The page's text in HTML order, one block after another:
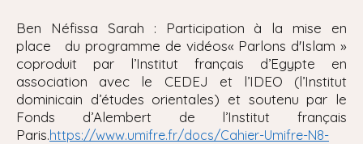
Ben Néfissa Sarah : Participation à la mise en
place du programme de vidéos« Parlons d'Islam »
coproduit par l’Institut français d’Egypte en
association avec le CEDEJ et l’IDEO (l’Institut
dominicain d’études orientales) et soutenu par le
Fonds d’Alembert de l’Institut français
Paris.https://www.umifre.fr/docs/Cahier-Umifre-N8-